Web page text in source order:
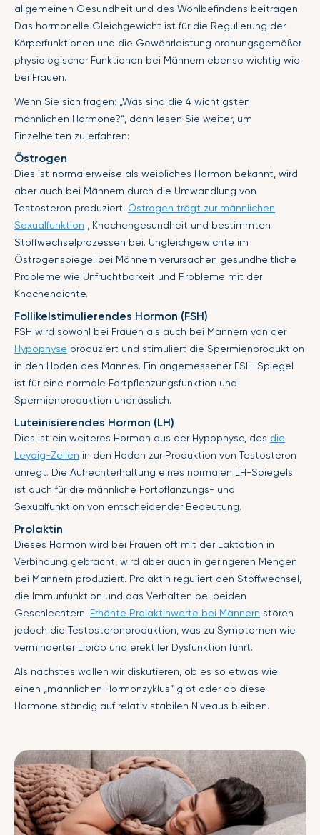
allgemeinen Gesundheit und des Wohlbefindens beitragen.
Das hormonelle Gleichgewicht ist für die Regulierung der
Körperfunktionen und die Gewährleistung ordnungsgemäßer
physiologischer Funktionen bei Männern ebenso wichtig wie
bei Frauen.
Wenn Sie sich fragen: „Was sind die 4 wichtigsten
männlichen Hormone?“, dann lesen Sie weiter, um
Einzelheiten zu erfahren:
Östrogen
Dies ist normalerweise als weibliches Hormon bekannt, wird
aber auch bei Männern durch die Umwandlung von
Testosteron produziert. Östrogen trägt zur männlichen
Sexualfunktion , Knochengesundheit und bestimmten
Stoffwechselprozessen bei. Ungleichgewichte im
Östrogenspiegel bei Männern verursachen gesundheitliche
Probleme wie Unfruchtbarkeit und Probleme mit der
Knochendichte.
Follikelstimulierendes Hormon (FSH)
FSH wird sowohl bei Frauen als auch bei Männern von der
Hypophyse produziert und stimuliert die Spermienproduktion
in den Hoden des Mannes. Ein angemessener FSH-Spiegel
ist für eine normale Fortpflanzungsfunktion und
Spermienproduktion unerlässlich.
Luteinisierendes Hormon (LH)
Dies ist ein weiteres Hormon aus der Hypophyse, das die
Leydig-Zellen in den Hoden zur Produktion von Testosteron
anregt. Die Aufrechterhaltung eines normalen LH-Spiegels
ist auch für die männliche Fortpflanzungs- und
Sexualfunktion von entscheidender Bedeutung.
Prolaktin
Dieses Hormon wird bei Frauen oft mit der Laktation in
Verbindung gebracht, wird aber auch in geringeren Mengen
bei Männern produziert. Prolaktin reguliert den Stoffwechsel,
die Immunfunktion und das Verhalten bei beiden
Geschlechtern. Erhöhte Prolaktinwerte bei Männern stören
jedoch die Testosteronproduktion, was zu Symptomen wie
verminderter Libido und erektiler Dysfunktion führt.
Als nächstes wollen wir diskutieren, ob es so etwas wie
einen „männlichen Hormonzyklus“ gibt oder ob diese
Hormone ständig auf relativ stabilen Niveaus bleiben.